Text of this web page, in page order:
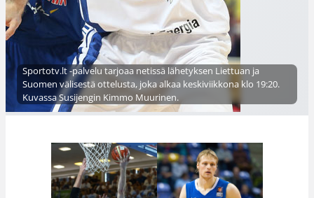
Sportotv.lt -palvelu tarjoaa netissä lähetyksen Liettuan ja
Suomen välisestä ottelusta, joka alkaa keskiviikkona klo 19:20.
Kuvassa Susijengin Kimmo Muurinen.